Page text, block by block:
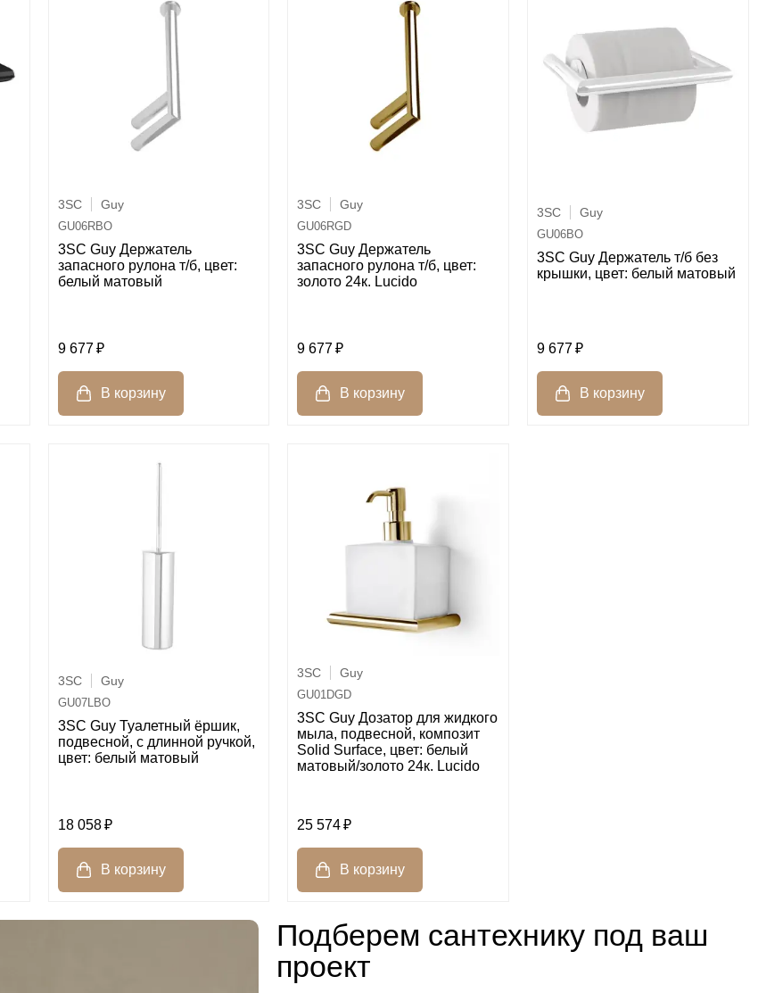
3SC Guy
GU06RBO
3SC Guy Держатель
запасного рулона т/б, цвет:
белый матовый
9 677
3SC Guy
GU06RGD
3SC Guy Держатель
запасного рулона т/б, цвет:
золото 24к. Lucido
9 677
3SC Guy
GU06BO
3SC Guy Держатель т/б без
крышки, цвет: белый матовый
9 677
3SC Guy
GU07LBO
3SC Guy Туалетный ёршик,
подвесной, с длинной ручкой,
цвет: белый матовый
18 058
3SC Guy
GU01DGD
3SC Guy Дозатор для жидкого
мыла, подвесной, композит
Solid Surface, цвет: белый
матовый/золото 24к. Lucido
25 574
Подберем сантехнику под ваш
проект